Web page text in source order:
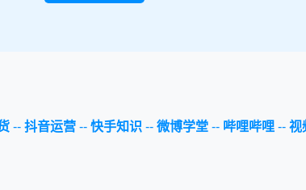
-- 抖音运营 -- 快手知识 -- 微博学堂 -- 哔哩哔哩 -- 视